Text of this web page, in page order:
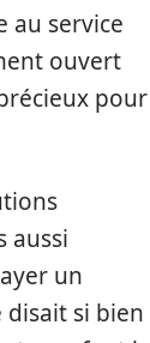
au service
ouvert
pour
aussi
un
si bien